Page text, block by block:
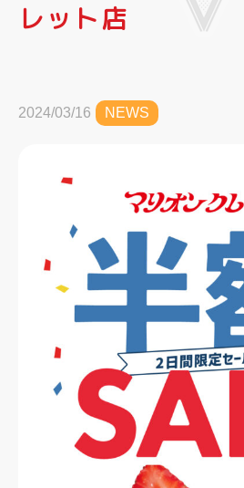
レット店
2024/03/16 NEWS